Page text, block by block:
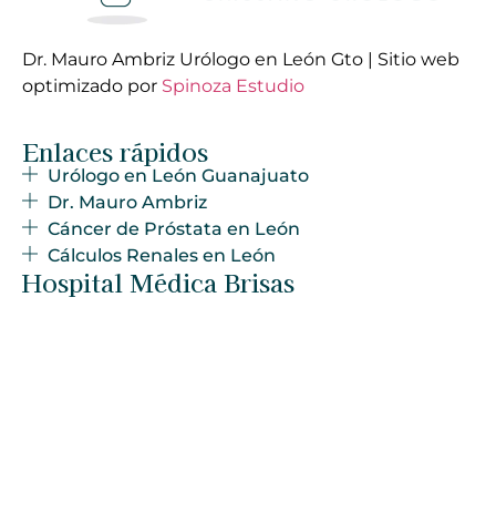
Dr. Mauro Ambriz Urólogo en León Gto | Sitio web
optimizado por Spinoza Estudio
Enlaces rápidos
Urólogo en León Guanajuato
Dr. Mauro Ambriz
Cáncer de Próstata en León
Cálculos Renales en León
Hospital Médica Brisas